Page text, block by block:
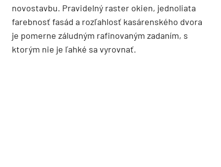
novostavbu. Pravidelný raster okien, jednoliata
farebnosť fasád a rozľahlosť kasárenského dvora
je pomerne záludným rafinovaným zadaním, s
ktorým nie je ľahké sa vyrovnať.